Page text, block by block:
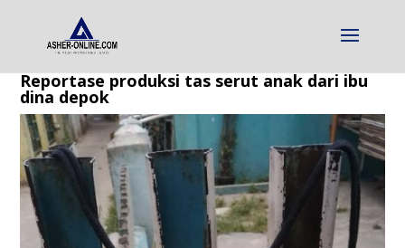
Reportase produksi tas serut anak dari ibu
dina depok